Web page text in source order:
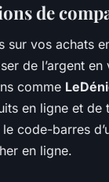
de
sur vos achats
de l’argent en
comme
en ligne et de
code-barres
en ligne.